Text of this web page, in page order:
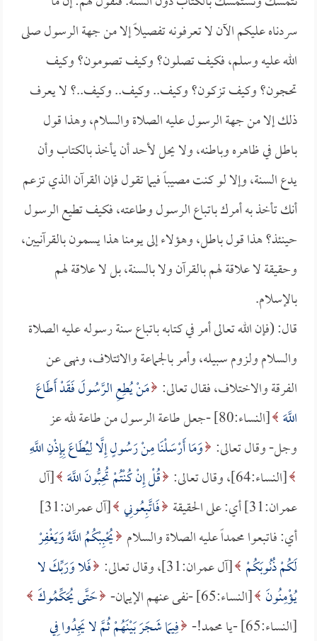
سردناه عليكم الآن لا تعرفونه تفصيلاً إلا من جهة الرسول صلى
الله عليه وسلم، فكيف تصلون؟ وكيف تصومون؟ وكيف
تحجون؟ وكيف تزكون؟ وكيف.. وكيف.. وكيف..؟ لا يعرف
ذلك إلا من جهة الرسول عليه الصلاة والسلام، وهذا قول
باطل في ظاهره وباطنه، ولا يحل لأحد أن يأخذ بالكتاب وأن
يدع السنة، وإلا لو كنت مصيباً فيما تقول فإن القرآن الذي تزعم
أنك تأخذ به أمرك باتباع الرسول وطاعته، فكيف تطيع الرسول
حينئذ؟ هذا قول باطل، وهؤلاء إلى يومنا هذا يسمون بالقرآنيين،
وحقيقة لا علاقة لهم بالقرآن ولا بالسنة، بل لا علاقة لهم
بالإسلام.
قال: (فإن الله تعالى أمر في كتابه باتباع سنة رسوله عليه الصلاة
والسلام ولزوم سبيله، وأمر بالجماعة والائتلاف، ونهى عن
الفرقة والاختلاف، فقال تعالى: مَنْ يُطِعِ الرَّسُولَ فَقَدْ أَطَاعَ
اللَّهَ
[النساء:80] -جعل طاعة الرسول من طاعة لله عز
وجل- وقال تعالى: وَمَا أَرْسَلْنَا مِنْ رَسُولٍ إِلَّا لِيُطَاعَ بِإِذْنِ اللَّهِ
[النساء:64]، وقال تعالى:
قُلْ إِنْ كُنْتُمْ تُحِبُّونَ اللَّهَ [آل
عمران:31] أي: على الحقيقة
فَاتَّبِعُونِي
[آل عمران:31]
أي: فاتبعوا محمداً عليه الصلاة والسلام يُحْبِبْكُمُ اللَّهُ وَيَغْفِرْ
لَكُمْ ذُنُوبَكُمْ [آل عمران:31]، وقال تعالى:
فَلا وَرَبِّكَ لا
يُؤْمِنُونَ [النساء:65] -نفى عنهم الإيمان-
حَتَّى يُحَكِّمُوكَ
[النساء:65] -يا محمد!-
فِيمَا شَجَرَ بَيْنَهُمْ ثُمَّ لا يَجِدُوا فِي